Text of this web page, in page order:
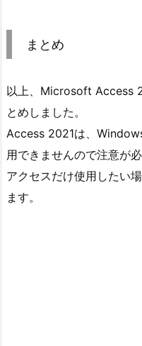
まとめ
以上、Microsoft Access
とめしました。
Access 2021は、
用できませんので注意が必
アクセスだけ使用したい
ます。